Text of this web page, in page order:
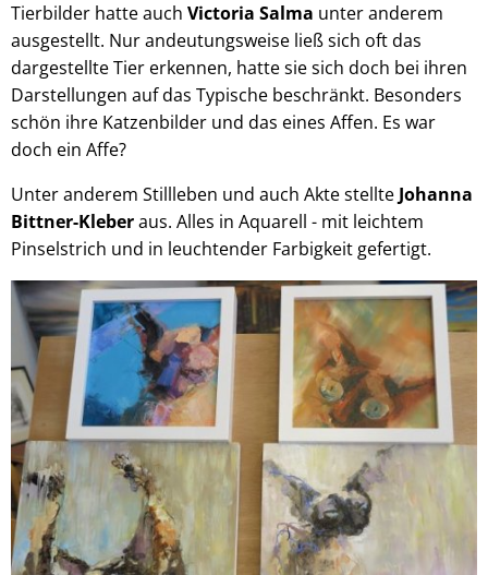
Tierbilder hatte auch Victoria Salma unter anderem
ausgestellt. Nur andeutungsweise ließ sich oft das
dargestellte Tier erkennen, hatte sie sich doch bei ihren
Darstellungen auf das Typische beschränkt. Besonders
schön ihre Katzenbilder und das eines Affen. Es war
doch ein Affe?
Unter anderem Stillleben und auch Akte stellte Johanna
Bittner-Kleberaus. Alles in Aquarell - mit leichtem
Pinselstrich und in leuchtender Farbigkeit gefertigt.